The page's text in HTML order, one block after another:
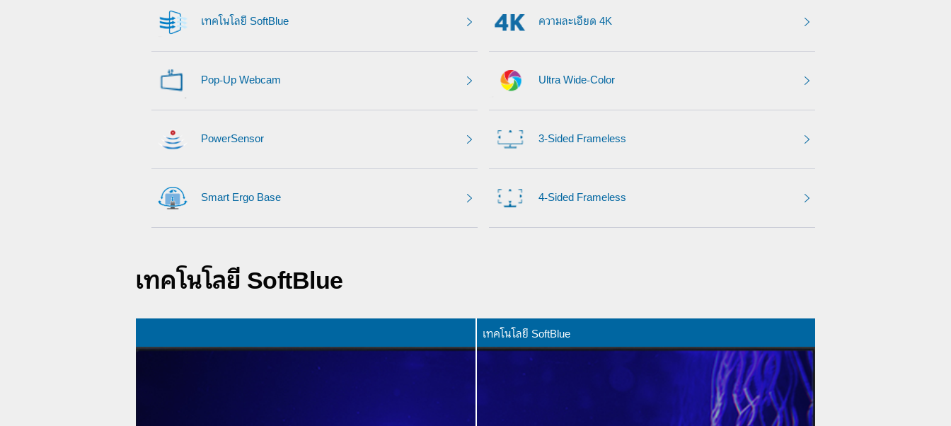
เทคโนโลยี SoftBlue
Pop-Up Webcam
PowerSensor
Smart Ergo Base
ความละเอียด 4K
Ultra Wide-Color
3-Sided Frameless
4-Sided Frameless
เทคโนโลยี SoftBlue
เทคโนโลยี SoftBlue